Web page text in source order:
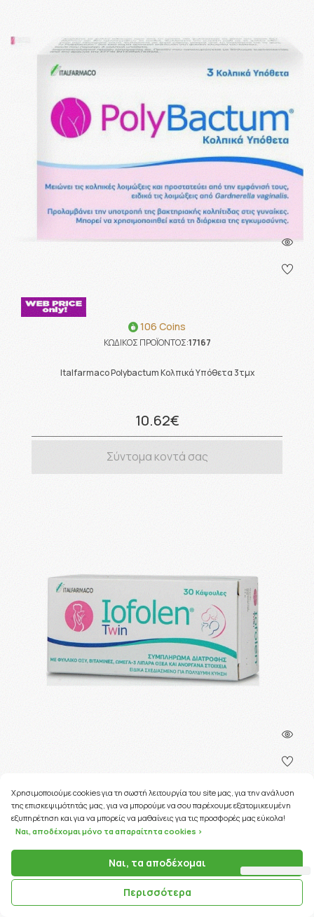
106 Coins
ΚΩΔΙΚΟΣ ΠΡΟΪΟΝΤΟΣ:17167
Italfarmaco Polybactum Κολπικά Υπόθετα 3τμχ
10.62€
Σύντομα κοντά σας
143 Coins
ΚΩΔΙΚΟΣ ΠΡΟΪΟΝΤΟΣ:17165
Italfarmaco Iofolen Twin 30caps
14.28€
Χρησιμοποιούμε cookies για τη σωστή λειτουργία του site μας, για την ανάλυση
της επισκεψιμότητάς μας, για να μπορούμε να σου παρέχουμε εξατομικευμένη
εξυπηρέτηση και για να μπορείς να μαθαίνεις για τις προσφορές μας εύκολα!
Ναι, αποδέχομαι μόνο τα απαραίτητα cookies >
Ναι, τα αποδέχομαι
Περισσότερα